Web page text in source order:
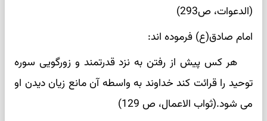
(الدعوات، ص293)
امام صادق(ع) فرموده اند:
هر کس پیش از رفتن به نزد قدرتمند و زورگویی سوره
توحید را قرائت کند خداوند به واسطه آن مانع زیان دیدن او
می شود.(ثواب الاعمال، ص 129)